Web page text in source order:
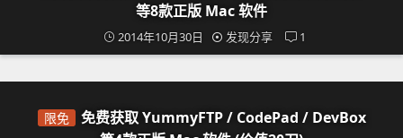
等8款正版 Mac 软件
2014年10月30日 发现分享 1
限免
免费获取 YummyFTP / CodePad / DevBox